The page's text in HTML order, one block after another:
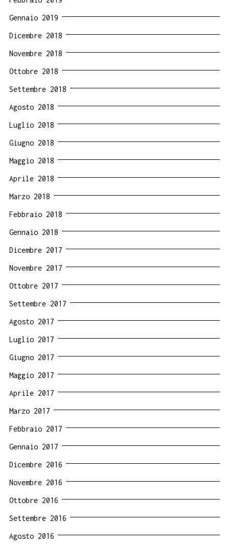
Gennaio 2019
Dicembre 2018
Novembre 2018
Ottobre 2018
Settembre 2018
Agosto 2018
Luglio 2018
Giugno 2018
Maggio 2018
Aprile 2018
Marzo 2018
Febbraio 2018
Gennaio 2018
Dicembre 2017
Novembre 2017
Ottobre 2017
Settembre 2017
Agosto 2017
Luglio 2017
Giugno 2017
Maggio 2017
Aprile 2017
Marzo 2017
Febbraio 2017
Gennaio 2017
Dicembre 2016
Novembre 2016
Ottobre 2016
Settembre 2016
Agosto 2016